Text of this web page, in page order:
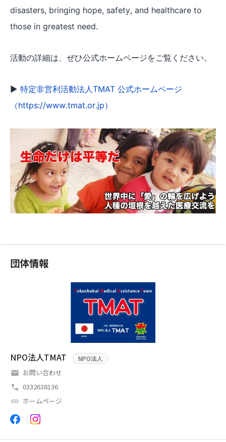
disasters, bringing hope, safety, and healthcare to
those in greatest need.
活動の詳細は、ぜひ公式ホームページをご覧ください。
▶︎ 特定非営利活動法人TMAT 公式ホームページ
（https://www.tmat.or.jp）
団体情報
NPO法人TMAT NPO法人
お問い合わせ
0332638136
ホームページ